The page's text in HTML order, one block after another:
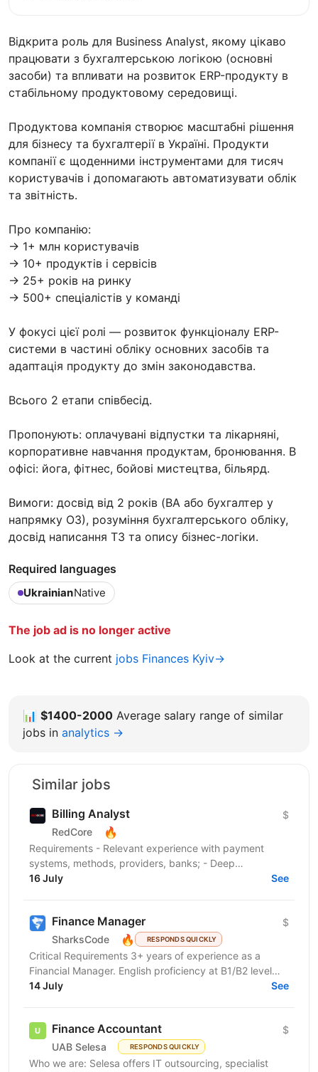
Відкрита роль для Business Analyst, якому цікаво
працювати з бухгалтерською логікою (основні
засоби) та впливати на розвиток ERP-продукту в
стабільному продуктовому середовищі.
Продуктова компанія створює масштабні рішення
для бізнесу та бухгалтерії в Україні. Продукти
компанії є щоденними інструментами для тисяч
користувачів і допомагають автоматизувати облік
та звітність.
Про компанію:
→ 1+ млн користувачів
→ 10+ продуктів і сервісів
→ 25+ років на ринку
→ 500+ спеціалістів у команді
У фокусі цієї ролі — розвиток функціоналу ERP-
системи в частині обліку основних засобів та
адаптація продукту до змін законодавства.
Всього 2 етапи співбесід.
Пропонують: оплачувані відпустки та лікарняні,
корпоративне навчання продуктам, бронювання. В
офісі: йога, фітнес, бойові мистецтва, більярд.
Вимоги: досвід від 2 років (BA або бухгалтер у
напрямку ОЗ), розуміння бухгалтерського обліку,
досвід написання ТЗ та опису бізнес-логіки.
Required languages
UkrainianNative
The job ad is no longer active
Look at the current jobs Finances Kyiv→
📊 $1400-2000 Average salary range of similar
jobs in analytics →
Similar jobs
Billing Analyst
RedCore 🔥
$
Requirements - Relevant experience with payment
systems, methods, providers, banks; - Deep
understanding of the payment solutions market, both
16 July See
Finance Manager
SharksCode 🔥 RESPONDS QUICKLY
$
Critical Requirements 3+ years of experience as a
Financial Manager. English proficiency at B1/В2 level
Ability to conduct negotiations with vendors Strong...
14 July See
Finance Accountant
UAB Selesa RESPONDS QUICKLY
$
Who we are: Selesa offers IT outsourcing, specialist